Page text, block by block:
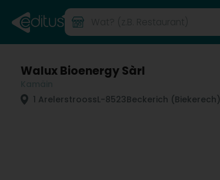
Walux Bioenergy Sàrl
1 ArelerstroossL-8523Beckerich (Biekerech)